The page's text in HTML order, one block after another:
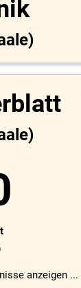
anzeigen ...